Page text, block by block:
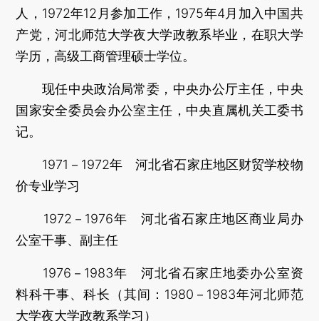
人，1972年12月参加工作，1975年4月加入中国共
产党，河北师范大学夜大学政教系毕业，在职大学
学历，高级工商管理硕士学位。
现任中央政治局常委，中央办公厅主任，中央
国家安全委员会办公室主任，中央直属机关工委书
记。
1971－1972年 河北省石家庄地区财贸学校物
价专业学习
1972－1976年 河北省石家庄地区商业局办
公室干事、副主任
1976－1983年 河北省石家庄地委办公室资
料科干事、科长（其间：1980－1983年河北师范
大学夜大学政教系学习）